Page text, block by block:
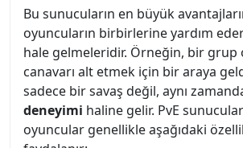
Bu sunucuların en büyük
oyuncuların birbirlerine yardım
hale gelmeleridir. Örneğin, bir grup
canavarı alt etmek için bir araya
sadece bir savaş değil, aynı
deneyimi haline gelir. PvE
oyuncular genellikle aşağıdaki